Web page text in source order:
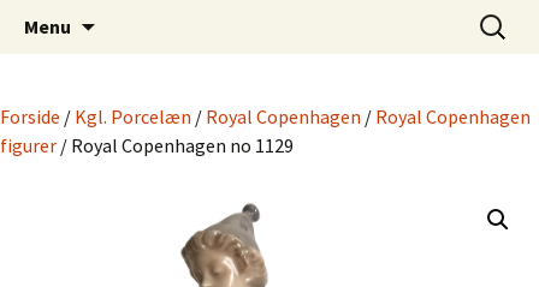
Retro-Shoppen.DK
Dansk Design fra 1940 til 1980
Menu
Søg
efter:
Forside / Kgl. Porcelæn / Royal Copenhagen / Royal Copenhagen
figurer / Royal Copenhagen no 1129